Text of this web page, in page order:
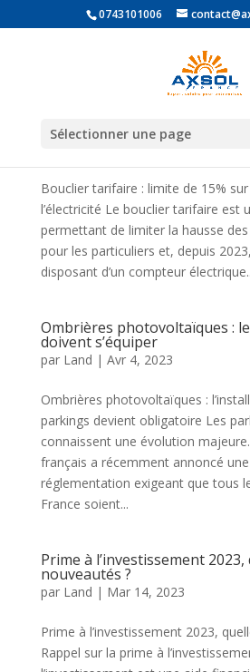
0743101006
Sélectionner une page
Bouclier Tarifaire : Limite de
Bouclier tarifaire : limite de 15%
l’électricité Le bouclier tarifaire est
permettant de limiter la hausse des
pour les particuliers et, depuis
disposant d’un compteur
Ombrières photovoltaïques :
doivent s’équiper
par Land | Avr 4, 2023
Ombrières photovoltaïques :
parkings devient obligatoire Les
connaissent une évolution
français a récemment annoncé
réglementation exigeant que tous
France soient...
Prime à l’investissement 2023,
nouveautés ?
par Land | Mar 14, 2023
Prime à l’investissement 2023,
Rappel sur la prime à